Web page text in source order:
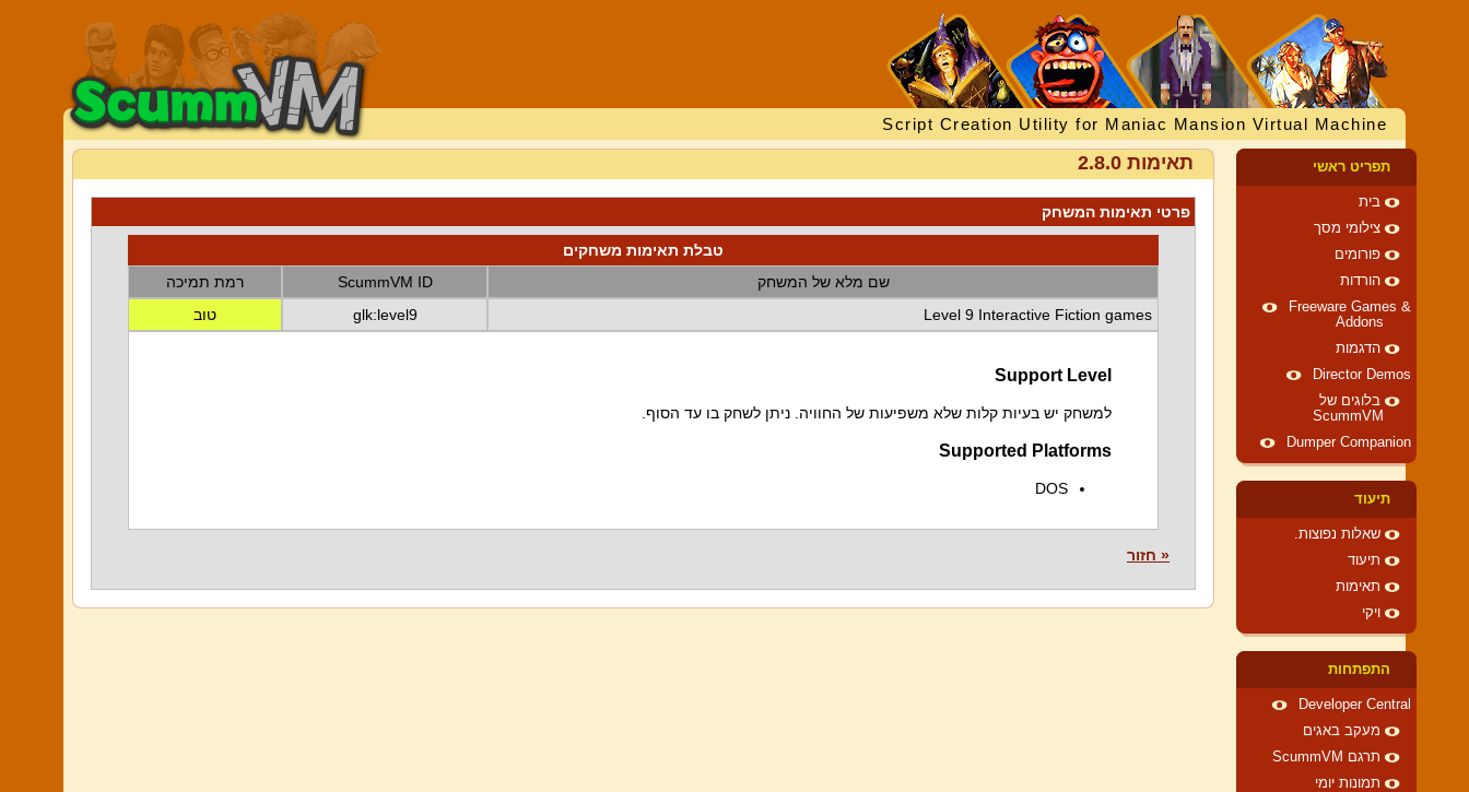
Script Creation Utility for Maniac Mansion Virtual Machine
תאימות 2.8.0
פרטי תאימות המשחק
טבלת תאימות משחקים
שם מלא של המשחק
ScummVM ID
רמת תמיכה
Level 9 Interactive Fiction games
glk:level9 טוב
Support Level
למשחק יש בעיות קלות שלא משפיעות של החוויה. ניתן לשחק בו עד הסוף.
Supported Platforms
DOS
« חזור
תפריט ראשי
בית
צילומי מסך
פורומים
הורדות
Freeware Games &
Addons
הדגמות
Director Demos
בלוגים של
ScummVM
Dumper Companion
תיעוד
שאלות נפוצות.
תיעוד
תאימות
ויקי
התפתחות
Developer Central
מעקב באגים
תרגם ScummVM
תמונות יומי